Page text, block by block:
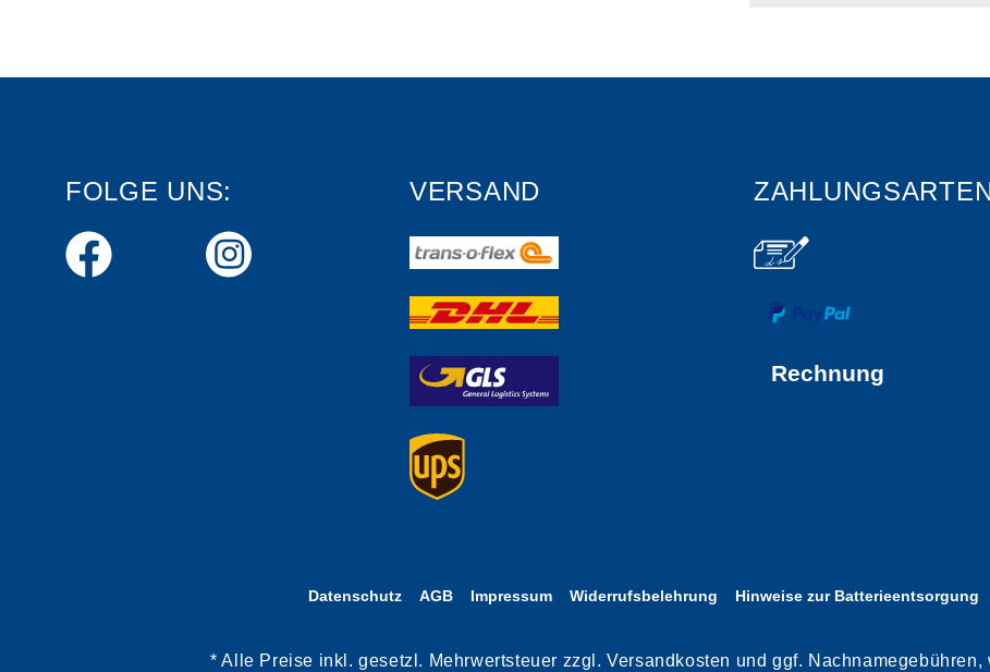
FOLGE UNS: VERSAND
Rechnung
Datenschutz AGB Impressum Widerrufsbelehrung Hinweise zur Batterieentsorgung
* Alle Preise inkl. gesetzl. Mehrwertsteuer zzgl. Versandkosten und ggf.